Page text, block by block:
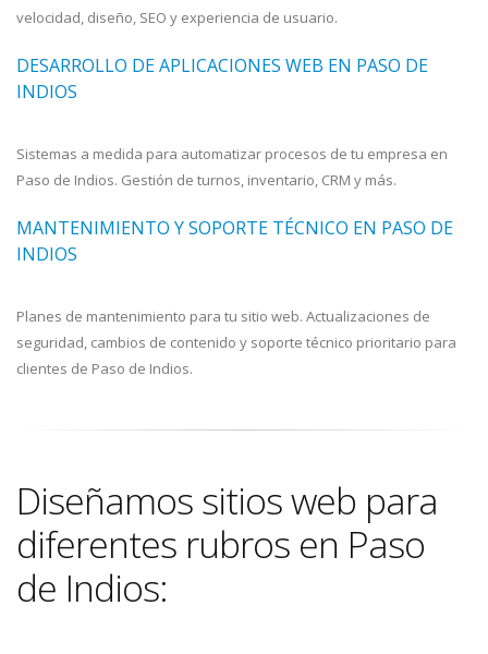
velocidad, diseño, SEO y experiencia de usuario.
DESARROLLO DE APLICACIONES WEB EN PASO DE
INDIOS
Sistemas a medida para automatizar procesos de tu empresa en
Paso de Indios. Gestión de turnos, inventario, CRM y más.
MANTENIMIENTO Y SOPORTE TÉCNICO EN PASO DE
INDIOS
Planes de mantenimiento para tu sitio web. Actualizaciones de
seguridad, cambios de contenido y soporte técnico prioritario para
clientes de Paso de Indios.
Diseñamos sitios web para
diferentes rubros en Paso
de Indios: